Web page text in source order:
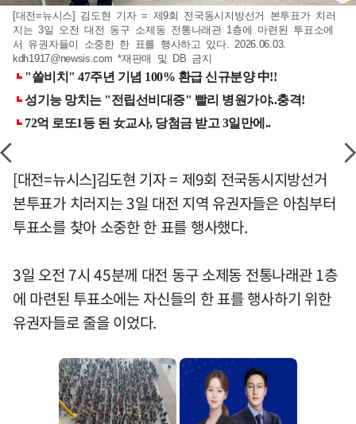
[대전=뉴시스] 김도현 기자 = 제9회 전국동시지방선거 본투표가 치러
지는 3일 오전 대전 동구 소제동 전통나래관 1층에 마련된 투표소에
서 유권자들이 소중한 한 표를 행사하고 있다. 2026.06.03.
kdh1917@newsis.com *재판매 및 DB 금지
[대전=뉴시스]김도현 기자 = 제9회 전국동시지방선거
본투표가 치러지는 3일 대전 지역 유권자들은 아침부터
투표소를 찾아 소중한 한 표를 행사했다.
3일 오전 7시 45분께 대전 동구 소제동 전통나래관 1층
에 마련된 투표소에는 자신들의 한 표를 행사하기 위한
유권자들로 줄을 이었다.